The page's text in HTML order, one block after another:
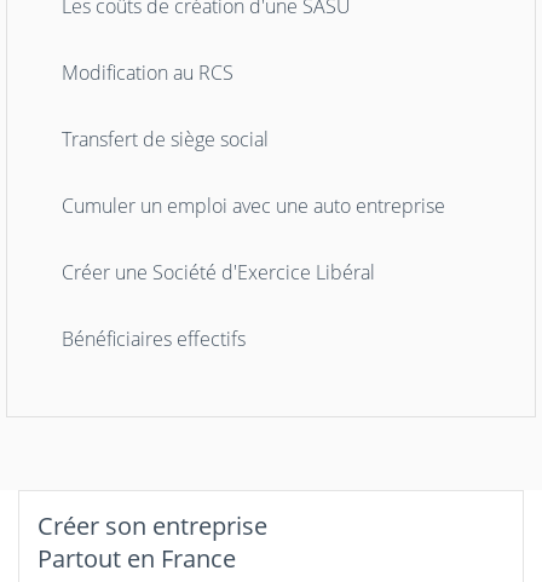
Les coûts de création d'une SASU
Modification au RCS
Transfert de siège social
Cumuler un emploi avec une auto entreprise
Créer une Société d'Exercice Libéral
Bénéficiaires effectifs
Créer son entreprise
Partout en France